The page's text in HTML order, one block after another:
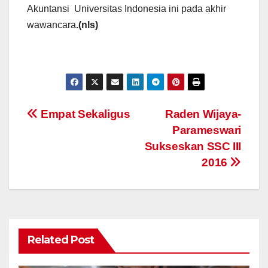
Akuntansi Universitas Indonesia ini pada akhir
wawancara.(nls)
Navigasi
Raden Wijaya-
Parameswari
Sukseskan SSC III
2016
Empat Sekaligus
Related Post